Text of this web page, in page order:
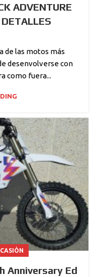
ADVENTURE
de las motos más
desenvolverse con
como fuera...
Anniversary Ed